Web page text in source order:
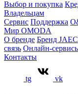
Выбор и покупка
Владельцам
Сервис Поддержка
Мир OMODA
О бренде Бренд
связь Онлайн-
Контакты
tg vk